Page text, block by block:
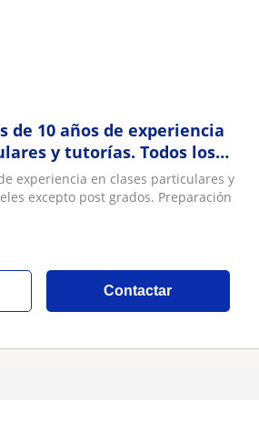
de 10 años de experiencia
y tutorías. Todos los
grados
experiencia en clases particulares y
excepto post grados. Preparación
Contactar